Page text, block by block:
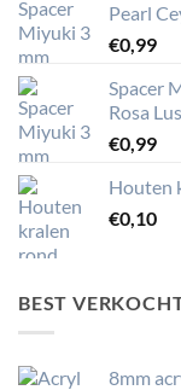
Pearl
€0,99
Spacer
Rosa
€0,99
Houten
€0,10
BEST
8mm